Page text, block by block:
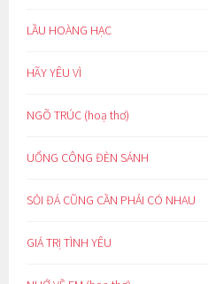
LẦU HOÀNG HẠC
HÃY YÊU VÌ
NGÕ TRÚC (hoạ thơ)
UỔNG CÔNG ĐÈN SÁNH
SỎI ĐÁ CŨNG CẦN PHẢI CÓ NHAU
GIÁ TRỊ TÌNH YÊU